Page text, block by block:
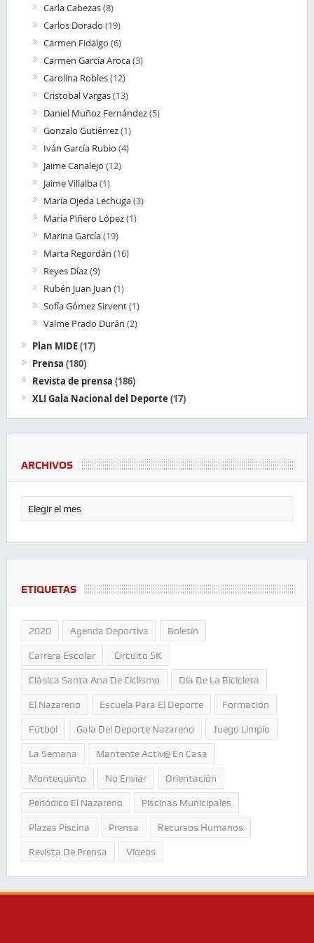
Carla Cabezas(8)
Carlos Dorado (19)
Carmen Fidalgo (6)
Carmen García Aroca(3)
Carolina Robles(12)
Cristobal Vargas(13)
Daniel Muñoz Fernández(5)
Gonzalo Gutiérrez(1)
Iván García Rubio (4)
Jaime Canalejo (12)
Jaime Villalba(1)
María Ojeda Lechuga(3)
María Piñero López(1)
Marina García(19)
Marta Regordán (16)
Reyes Díaz(9)
Rubén Juan Juan (1)
Sofía Gómez Sirvent(1)
Valme Prado Durán (2)
Plan MIDE(17)
Prensa (180)
Revista de prensa (186)
XLI Gala Nacional del Deporte (17)
ARCHIVOS
ETIQUETAS
2020 Agenda Deportiva Boletín
Carrera Escolar Circuito 5K
Clásica Santa Ana De Ciclismo Día De La Bicicleta
El Nazareno Escuela Para El Deporte Formación
Fútbol Gala Del Deporte Nazareno Juego Limpio
La Semana Mantente Activ@ En Casa
Montequinto No Enviar Orientación
Periódico El Nazareno Piscinas Municipales
Plazas Piscina Prensa Recursos Humanos
Revista De Prensa Videos